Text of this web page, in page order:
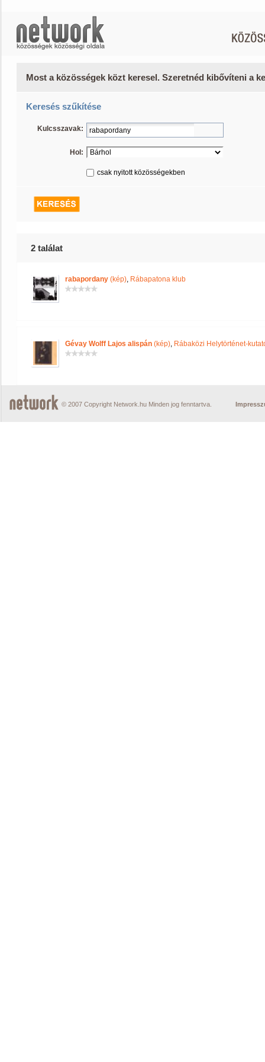
Most a közösségek közt keresel. Szeretnéd kibővíteni a
Keresés szűkítése
Kulcsszavak:
Hol:
csak nyitott közösségekben
2 találat
rabapordany (kép), Rábapatona klub
Gévay Wolff Lajos alispán (kép), Rábaközi Helytörténet-
© 2007 Copyright Network.hu Minden jog fenntartva.